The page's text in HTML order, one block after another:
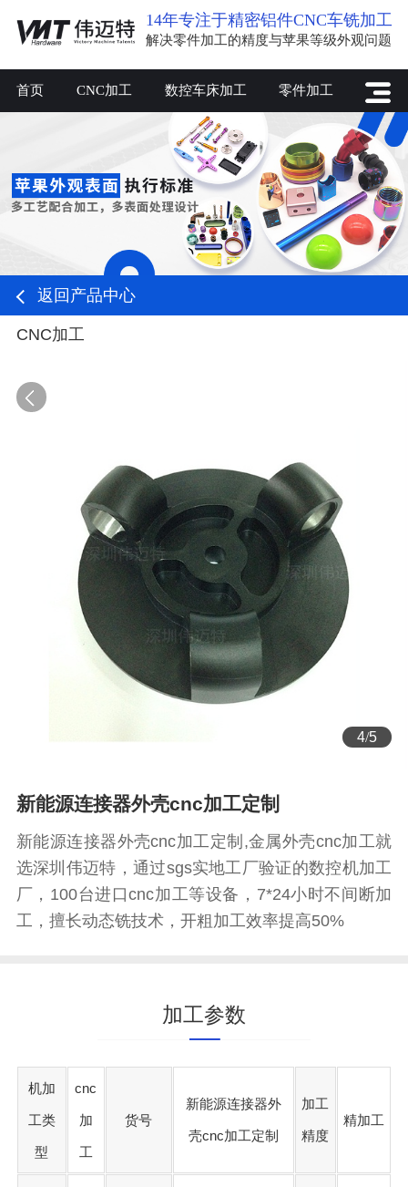
14年专注于精密铝件CNC车铣加工
解决零件加工的精度与苹果等级外观问题
首页 CNC加工 数控车床加工 零件加工
返回产品中心
CNC加工
5/5
新能源连接器外壳cnc加工定制
新能源连接器外壳cnc加工定制,金属外壳cnc加工就
选深圳伟迈特，通过sgs实地工厂验证的数控机加工
厂，100台进口cnc加工等设备，7*24小时不间断加
工，擅长动态铣技术，开粗加工效率提高50%
加工参数
机加
工类
型
cnc
加
工
货号
新能源连接器外
壳cnc加工定制
加工
精度
精加工